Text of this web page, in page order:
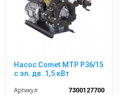
Насос Comet MTP P36/15
с эл. дв. 1,5 кВт
Артикул:
7300127700